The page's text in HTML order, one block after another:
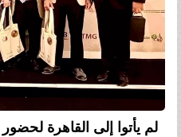
لم يأتوا إلى القاهرة